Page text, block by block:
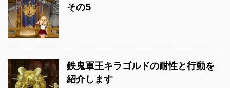
その5
鉄鬼軍王キラゴルドの耐性と行動を
紹介します